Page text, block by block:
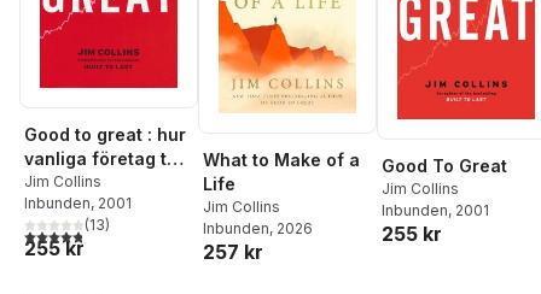
Good to great : hur
vanliga företag tar
språnget till
mästarklass
Jim Collins
Inbunden, 2001
4,8utav 5 stjärnor. Totalt antal röster:
(13)
255 kr
What to Make of a
Life
Jim Collins
Inbunden, 2026
257 kr
Good To Great
Jim Collins
Inbunden, 2001
255 kr